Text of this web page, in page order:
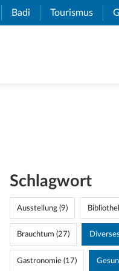
Link)
Badi (External Link)
Tourismus
Schlagwort
Ausstellung (9)
Brauchtum (27)
Gastronomie (17)